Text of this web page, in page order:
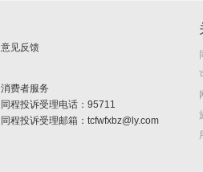
意见反馈
消费者服务
同程投诉受理电话：95711
同程投诉受理邮箱：tcfwfxbz@ly.com